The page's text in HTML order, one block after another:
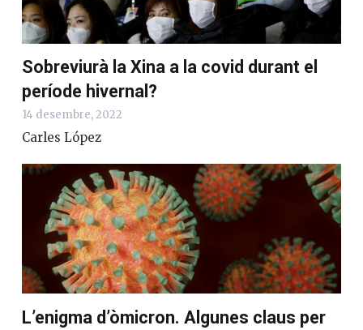
Sobreviurà la Xina a la covid durant el
període hivernal?
14 desembre, 2022
Carles López
L’enigma d’òmicron. Algunes claus per